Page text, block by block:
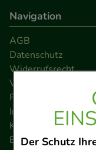
Der Schutz
Navigation
AGB
Datenschutz
Widerrufsrecht
Versandkosten
FAQ
Impressum
Kontakt